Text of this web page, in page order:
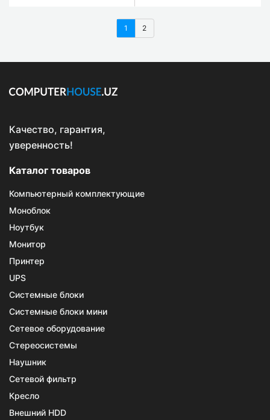
1 2
Качество, гарантия,
уверенность!
Каталог товаров
Компьютерный комплектующие
Моноблок
Ноутбук
Монитор
Принтер
UPS
Системные блоки
Системные блоки мини
Сетевое оборудование
Стереосистемы
Наушник
Сетевой фильтр
Кресло
Внешний HDD